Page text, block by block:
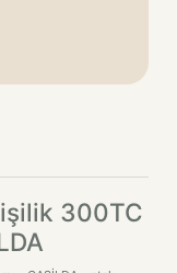
300TC